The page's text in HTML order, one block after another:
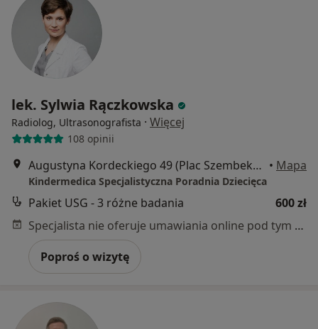
lek. Sylwia Rączkowska
Radiolog, Ultrasonografista · Więcej
108 opinii
Augustyna Kordeckiego 49 (Plac Szembeka), Warszawa • Mapa
Kindermedica Specjalistyczna Poradnia Dziecięca
Pakiet USG - 3 różne badania
600 zł
Specjalista nie oferuje umawiania online pod tym adresem.
Poproś o wizytę